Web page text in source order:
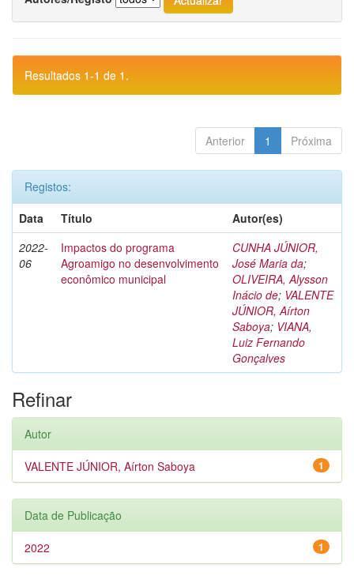
Resultados 1-1 de 1.
Anterior 1 Próxima
Registos:
Data
Título
Autor(es)
2022-
06
Impactos do programa
Agroamigo no desenvolvimento
econômico municipal
CUNHA JÚNIOR,
José Maria da;
OLIVEIRA, Alysson
Inácio de; VALENTE
JÚNIOR, Aírton
Saboya; VIANA,
Luiz Fernando
Gonçalves
Refinar
Autor
1
VALENTE JÚNIOR, Aírton Saboya
Data de Publicação
1
2022